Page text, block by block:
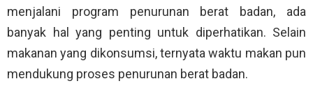
menjalani program penurunan berat badan, ada
banyak hal yang penting untuk diperhatikan. Selain
makanan yang dikonsumsi, ternyata waktu makan pun
mendukung proses penurunan berat badan.